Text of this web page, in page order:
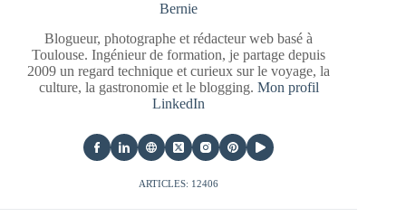
Bernie
Blogueur, photographe et rédacteur web basé à
Toulouse. Ingénieur de formation, je partage depuis
2009 un regard technique et curieux sur le voyage, la
culture, la gastronomie et le blogging. Mon profil
LinkedIn
ARTICLES: 12406